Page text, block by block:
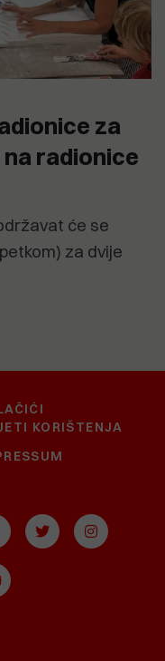
za
radionice
će se
za dvije
KORIŠTENJA